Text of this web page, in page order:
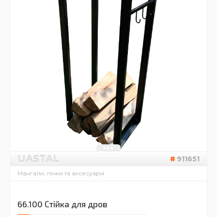
UASTAL 911651
Мангали, пічки та аксесуари
66.100 Стійка для дров